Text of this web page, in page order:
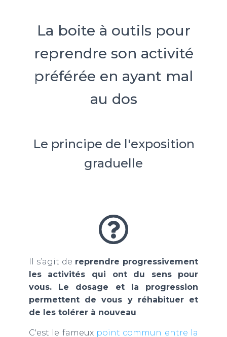
La boite à outils pour
reprendre son activité
préférée en ayant mal
au dos
Le principe de l'exposition
graduelle
Il s’agit de reprendre progressivement
les activités qui ont du sens pour
vous. Le dosage et la progression
permettent de vous y réhabituer et
de les tolérer à nouveau.
C'est le fameux point commun entre la